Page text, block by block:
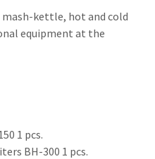
mash-kettle, hot and cold
equipment at the
1 pcs.
BH-300 1 pcs.